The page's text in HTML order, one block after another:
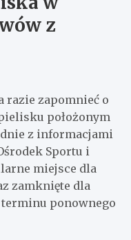
z
razie zapomnieć o
położonym
z informacjami
Sportu i
miejsce dla
zamknięte dla
ponownego